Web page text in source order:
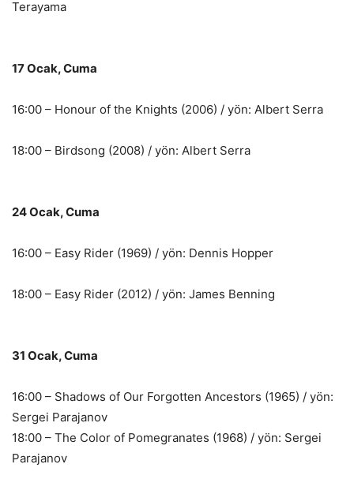
Terayama
17 Ocak, Cuma
16:00 – Honour of the Knights (2006) / yön: Albert Serra
18:00 – Birdsong (2008) / yön: Albert Serra
24 Ocak, Cuma
16:00 – Easy Rider (1969) / yön: Dennis Hopper
18:00 – Easy Rider (2012) / yön: James Benning
31 Ocak, Cuma
16:00 – Shadows of Our Forgotten Ancestors (1965) / yön:
Sergei Parajanov
18:00 – The Color of Pomegranates (1968) / yön: Sergei
Parajanov